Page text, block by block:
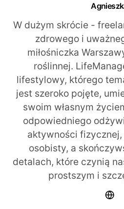
W dużym skrócie -
zdrowego i
miłośniczka
roślinnej.
lifestylowy, którego
jest szeroko pojęte,
swoim własnym
odpowiedniego
aktywności
osobisty, a
detalach, które czynią
prostszym i